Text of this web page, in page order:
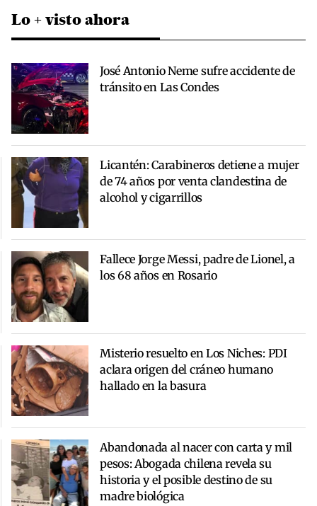
Lo + visto ahora
José Antonio Neme sufre accidente de
tránsito en Las Condes
Licantén: Carabineros detiene a mujer
de 74 años por venta clandestina de
alcohol y cigarrillos
Fallece Jorge Messi, padre de Lionel, a
los 68 años en Rosario
Misterio resuelto en Los Niches: PDI
aclara origen del cráneo humano
hallado en la basura
Abandonada al nacer con carta y mil
pesos: Abogada chilena revela su
historia y el posible destino de su
madre biológica